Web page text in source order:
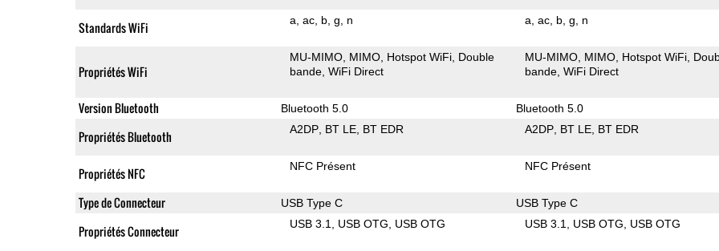
Standards WiFi a ac b g n a ac b g n
Propriétés WiFi
MU-MIMO MIMO Hotspot WiFi Double
bande WiFi Direct
MU-MIMO MIMO Hotspot WiFi
bande WiFi Direct
Version Bluetooth Bluetooth 5.0 Bluetooth 5.0
Propriétés Bluetooth A2DP BT LE BT EDR A2DP BT LE BT EDR
Propriétés NFC NFC Présent NFC Présent
Type de Connecteur USB Type C USB Type C
Propriétés Connecteur USB 3.1 USB OTG USB OTG USB 3.1 USB OTG USB OTG